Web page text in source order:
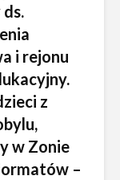
i rejonu
z
w Zonie
–